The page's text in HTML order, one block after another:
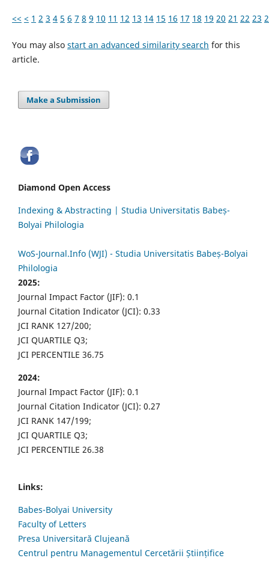
<< < 1 2 3 4 5 6 7 8 9 10 11 12 13 14 15 16 17 18 19 20 21 22 23
You may also start an advanced similarity search for this
article.
Make a Submission
Diamond Open Access
Indexing & Abstracting | Studia Universitatis Babeș-
Bolyai Philologia
WoS-Journal.Info (WJI) - Studia Universitatis Babeș-Bolyai
Philologia
2025:
Journal Impact Factor (JIF): 0.1
Journal Citation Indicator (JCI): 0.33
JCI RANK 127/200;
JCI QUARTILE Q3;
JCI PERCENTILE 36.75
2024:
Journal Impact Factor (JIF): 0.1
Journal Citation Indicator (JCI): 0.27
JCI RANK 147/199;
JCI QUARTILE Q3;
JCI PERCENTILE 26.38
Links:
Babes-Bolyai University
Faculty of Letters
Presa Universitară Clujeană
Centrul pentru Managementul Cercetării Științifice